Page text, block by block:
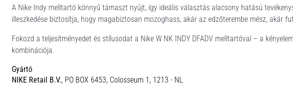
A Nike Indy melltartó könnyű támaszt nyújt, így ideális választás alacsony hatású
illeszkedése biztosítja, hogy magabiztosan mozoghass, akár az edzőterembe mész, akár
Fokozd a teljesítményedet és stílusodat a Nike W NK INDY DFADV melltartóval – a
kombinációja.
Gyártó
NIKE Retail B.V., PO BOX 6453, Colosseum 1, 1213 - NL